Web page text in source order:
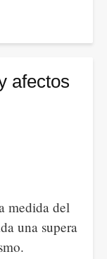
afectos
medida del
una supera